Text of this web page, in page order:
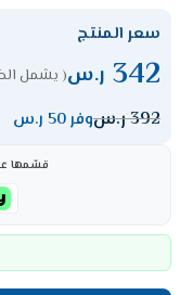
سعر المنتج
342 ر.س( يشمل
392ر.سوفر 50 ر.س
قسّمها